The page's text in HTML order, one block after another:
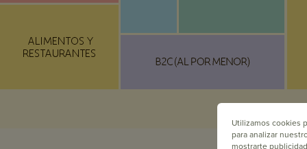
Utilizamos cookies
para analizar
mostrarte